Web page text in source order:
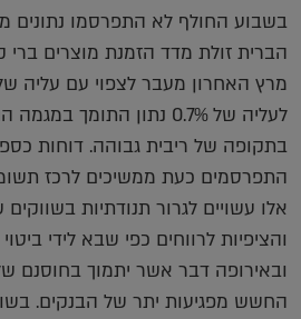
בשבוע החולף לא התפרסמו נתונים
הברית זולת מדד הזמנת מוצרים
לעליה של 0.7% נתון התומך
התפרסמים כעת ממשיכים לרכז
אלו עשויים לגרור תנודתיות
והציפיות לרווחים כפי שבא לידי
ובאירופה דבר אשר יתמוך בחוסנם
החשש מפגיעות יתר של הבנקים.